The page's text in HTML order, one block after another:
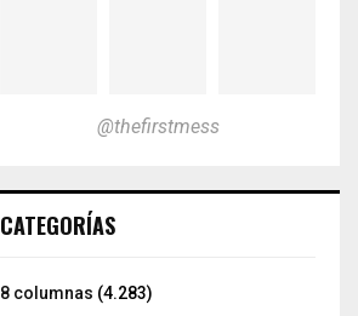
@thefirstmess
CATEGORÍAS
8 columnas (4.283)